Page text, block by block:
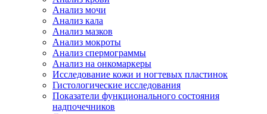
Анализ мочи
Анализ кала
Анализ мазков
Анализ мокроты
Анализ спермограммы
Анализ на онкомаркеры
Исследование кожи и ногтевых пластинок
Гистологические исследования
Показатели функционального состояния
надпочечников